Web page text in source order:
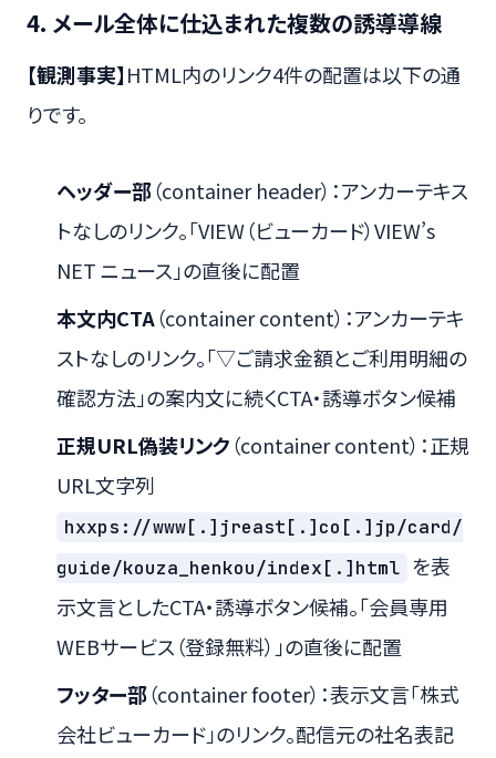
4. メール全体に仕込まれた複数の誘導導線
【観測事実】HTML内のリンク4件の配置は以下の通
りです。
ヘッダー部（container header）：アンカーテキス
トなしのリンク。「VIEW（ビューカード）VIEW’s
NET ニュース」の直後に配置
本文内CTA（container content）：アンカーテキ
ストなしのリンク。「▽ご請求金額とご利用明細の
確認方法」の案内文に続くCTA・誘導ボタン候補
正規URL偽装リンク（container content）：正規
URL文字列
hxxps://www[.]jreast[.]co[.]jp/card/
guide/kouza_henkou/index[.]html を表
示文言としたCTA・誘導ボタン候補。「会員専用
WEBサービス（登録無料）」の直後に配置
フッター部（container footer）：表示文言「株式
会社ビューカード」のリンク。配信元の社名表記